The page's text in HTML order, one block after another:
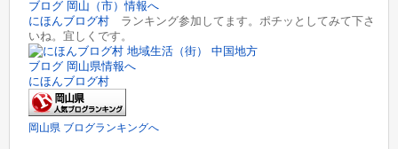
にほんブログ村 ランキング参加してます。ポチッとしてみて下さ
いね。宜しくです。
にほんブログ村
岡山県 ブログランキングへ